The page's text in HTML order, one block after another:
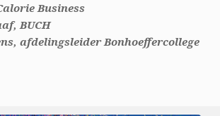
Business
BUCH
afdelingsleider Bonhoeffercollege